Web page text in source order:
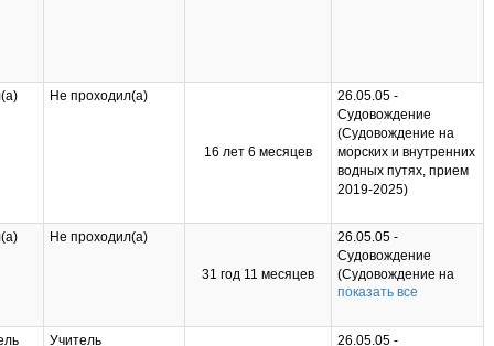
и
судна валовой
вместимостью 3000
экспертиза 2025
Не проходил(а)
16 лет 6 месяцев
26.05.05 -
Судовождение
(Судовождение на
морских и внутренних
водных путях, прием
2019-2025)
Не проходил(а)
31 год 11 месяцев
26.05.05 -
Судовождение
(Судовождение на
морских и внутренних
2019-2025); 26.05.06 -
показать все
Учитель
26.05.05 -